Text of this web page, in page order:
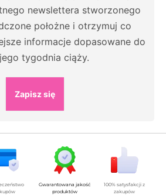
newslettera stworzonego
położne i otrzymuj co
informacje dopasowane do
tygodnia ciąży.
Zapisz się
Gwarantowana jakość
produktów
100% satysfakcji z
zakupów